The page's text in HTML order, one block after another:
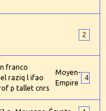
2
Moyen-
Empire